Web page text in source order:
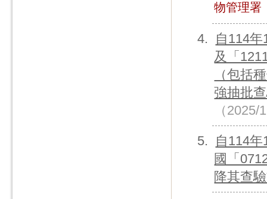
物管理署
自114
及「
（包括
強抽批
（2025/
自114
國「
降其查